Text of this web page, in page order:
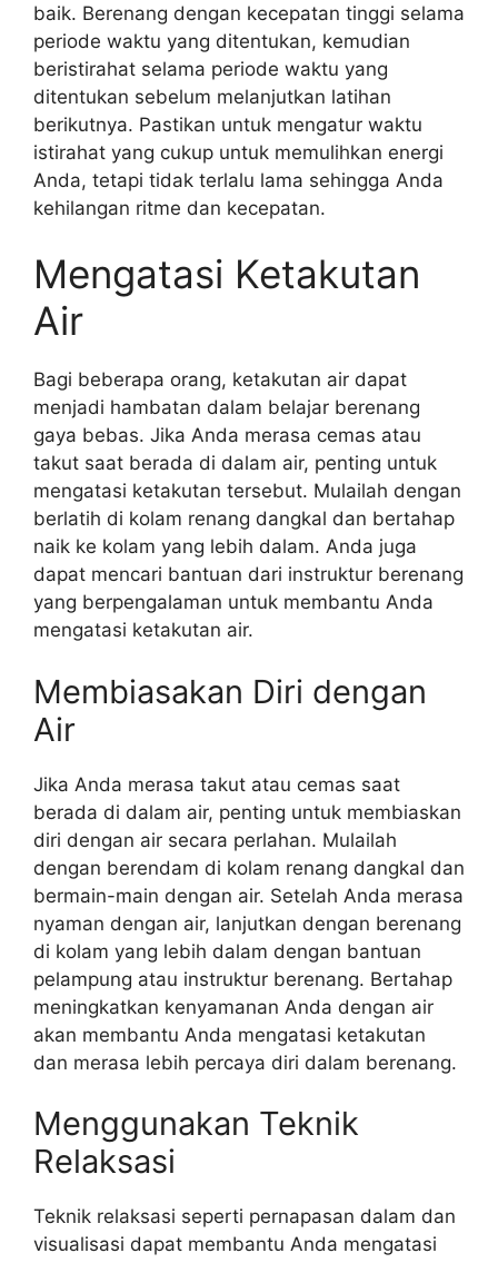
baik. Berenang dengan kecepatan tinggi selama
periode waktu yang ditentukan, kemudian
beristirahat selama periode waktu yang
ditentukan sebelum melanjutkan latihan
berikutnya. Pastikan untuk mengatur waktu
istirahat yang cukup untuk memulihkan energi
Anda, tetapi tidak terlalu lama sehingga Anda
kehilangan ritme dan kecepatan.
Mengatasi Ketakutan
Air
Bagi beberapa orang, ketakutan air dapat
menjadi hambatan dalam belajar berenang
gaya bebas. Jika Anda merasa cemas atau
takut saat berada di dalam air, penting untuk
mengatasi ketakutan tersebut. Mulailah dengan
berlatih di kolam renang dangkal dan bertahap
naik ke kolam yang lebih dalam. Anda juga
dapat mencari bantuan dari instruktur berenang
yang berpengalaman untuk membantu Anda
mengatasi ketakutan air.
Membiasakan Diri dengan
Air
Jika Anda merasa takut atau cemas saat
berada di dalam air, penting untuk membiaskan
diri dengan air secara perlahan. Mulailah
dengan berendam di kolam renang dangkal dan
bermain-main dengan air. Setelah Anda merasa
nyaman dengan air, lanjutkan dengan berenang
di kolam yang lebih dalam dengan bantuan
pelampung atau instruktur berenang. Bertahap
meningkatkan kenyamanan Anda dengan air
akan membantu Anda mengatasi ketakutan
dan merasa lebih percaya diri dalam berenang.
Menggunakan Teknik
Relaksasi
Teknik relaksasi seperti pernapasan dalam dan
visualisasi dapat membantu Anda mengatasi